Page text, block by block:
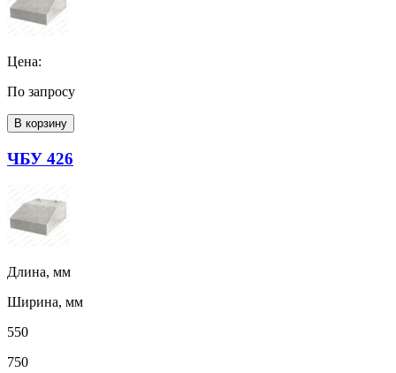
Цена:
По запросу
В корзину
ЧБУ 426
Длина, мм
Ширина, мм
550
750